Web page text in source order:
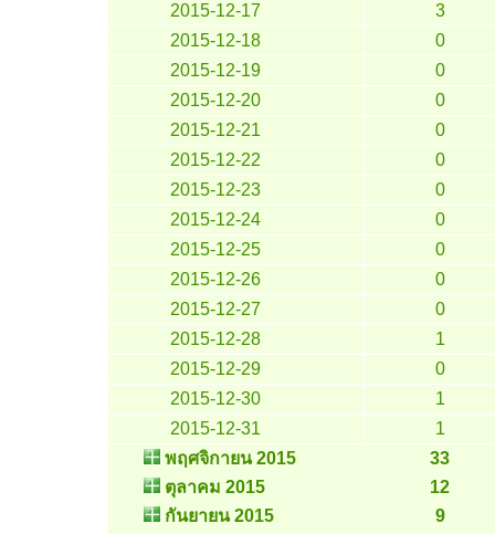
2015-12-17
3
2015-12-18
0
2015-12-19
0
2015-12-20
0
2015-12-21
0
2015-12-22
0
2015-12-23
0
2015-12-24
0
2015-12-25
0
2015-12-26
0
2015-12-27
0
2015-12-28
1
2015-12-29
0
2015-12-30
1
2015-12-31
1
พฤศจิกายน 2015
33
ตุลาคม 2015
12
กันยายน 2015
9